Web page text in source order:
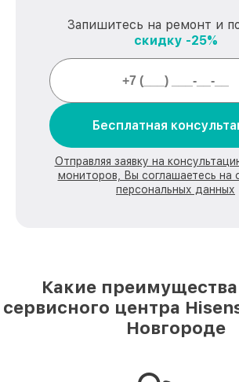
Запишитесь на ремонт и
скидку -25%
Бесплатная
Отправляя заявку на
мониторов, Вы соглашаетесь на
персональных данных
Какие
сервисного центра
Новгороде